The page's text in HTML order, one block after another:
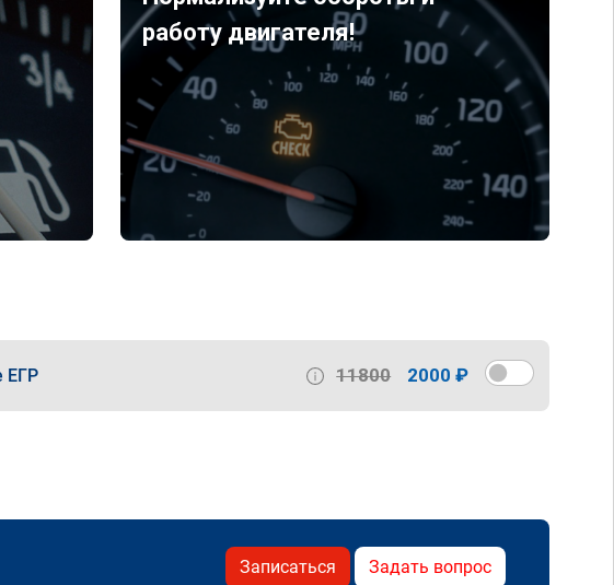
работу двигателя!
ЕГР 11800 2000 ₽
Записаться Задать вопрос